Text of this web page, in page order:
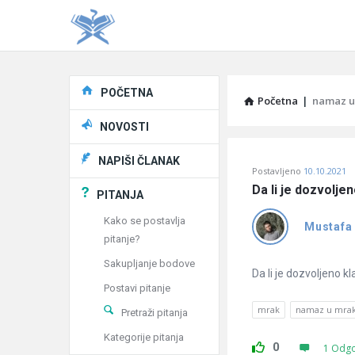
Početna | namaz
Učene
Latest
Pitanja
Postavljeno 10.10.2021
Da li je
Mustafa
Da li je dozvoljeno
mrak namaz u
0 1
Explore
POČETNA
NOVOSTI
NAPIŠI ČLANAK
PITANJA
Kako se postavlja
pitanje?
Sakupljanje bodove
Postavi pitanje
Pretraži pitanja
Kategorije pitanja